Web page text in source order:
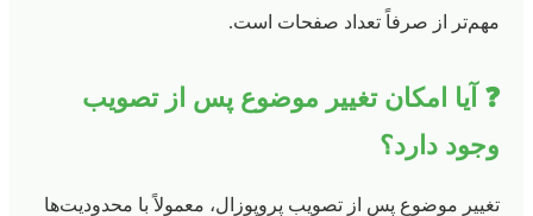
مهم‌تر از صرفاً تعداد صفحات است.
❓ آیا امکان تغییر موضوع پس از تصویب
وجود دارد؟
تغییر موضوع پس از تصویب پروپوزال، معمولاً با محدودیت‌ها